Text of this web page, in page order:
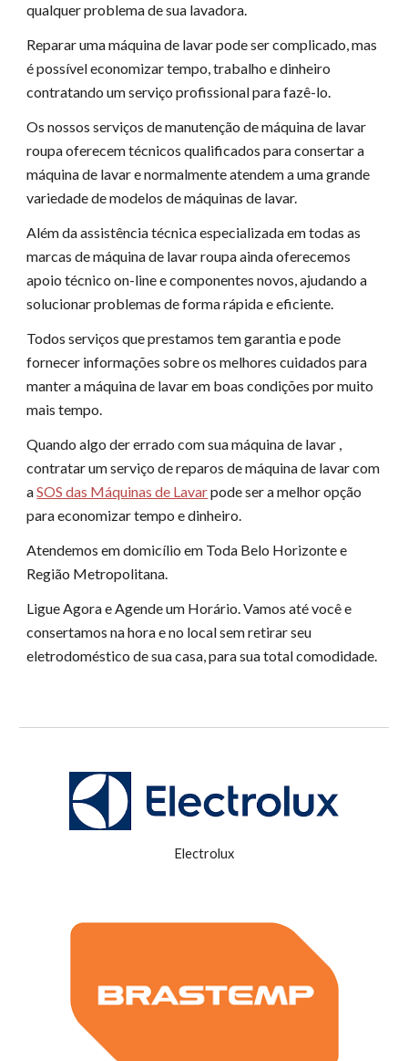
qualquer problema de sua lavadora.
Reparar uma máquina de lavar pode ser complicado, mas
é possível economizar tempo, trabalho e dinheiro
contratando um serviço profissional para fazê-lo.
Os nossos serviços de manutenção de máquina de lavar
roupa oferecem técnicos qualificados para consertar a
máquina de lavar e normalmente atendem a uma grande
variedade de modelos de máquinas de lavar.
Além da assistência técnica especializada em todas as
marcas de máquina de lavar roupa ainda oferecemos
apoio técnico on-line e componentes novos, ajudando a
solucionar problemas de forma rápida e eficiente.
Todos serviços que prestamos tem garantia e pode
fornecer informações sobre os melhores cuidados para
manter a máquina de lavar em boas condições por muito
mais tempo.
Quando algo der errado com sua máquina de lavar ,
contratar um serviço de reparos de máquina de lavar com
aSOS das Máquinas de Lavarpode ser a melhor opção
para economizar tempo e dinheiro.
Atendemos em domicílio em Toda Belo Horizonte e
Região Metropolitana.
Ligue Agora e Agende um Horário. Vamos até você e
consertamos na hora e no local sem retirar seu
eletrodoméstico de sua casa, para sua total comodidade.
Electrolux